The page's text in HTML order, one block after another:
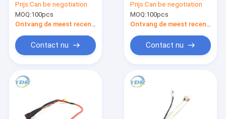
Ongeveer ons
Klantgerichte 18AWG
Prijs:Can be negotiation
MOQ:100pcs
Ontvang de meest recente Prijs
Contact nu
de Draaduitrusting
FDD1.25-110
Prijs:Can be negotiation
MOQ:100pcs
Ontvang de meest recente Prijs
Contact nu